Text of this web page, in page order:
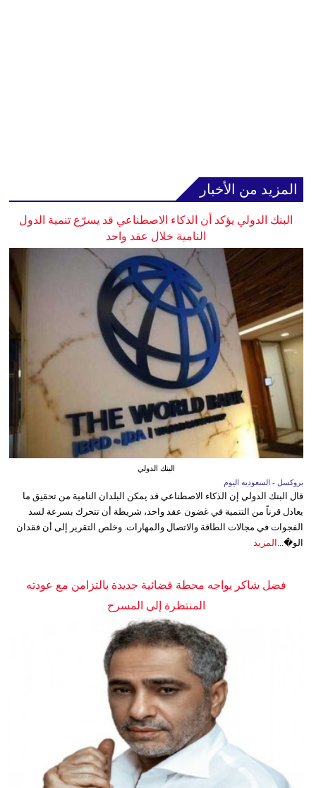
المزيد من الأخبار
البنك الدولي يؤكد أن الذكاء الاصطناعي قد يسرّع تنمية الدول
النامية خلال عقد واحد
البنك الدولي
بروكسل - السعوديه اليوم
قال البنك الدولي إن الذكاء الاصطناعي قد يمكن البلدان النامية من تحقيق ما
يعادل قرناً من التنمية في غضون عقد واحد، شريطة أن تتحرك بسرعة لسد
الفجوات في مجالات الطاقة والاتصال والمهارات. وخلص التقرير إلى أن فقدان
الو�...
المزيد
فضل شاكر يواجه محطة قضائية جديدة بالتزامن مع عودته
المنتظرة إلى المسرح